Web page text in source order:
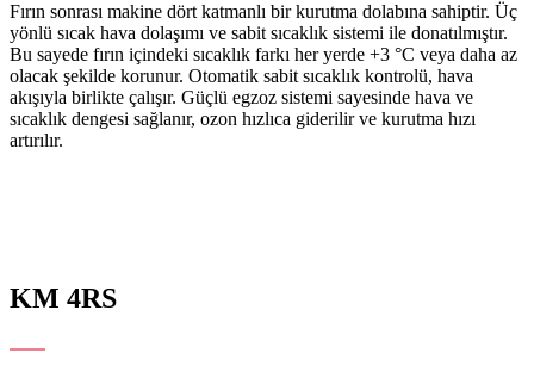
Fırın sonrası makine dört katmanlı bir kurutma dolabına sahiptir. Üç
yönlü sıcak hava dolaşımı ve sabit sıcaklık sistemi ile donatılmıştır.
Bu sayede fırın içindeki sıcaklık farkı her yerde +3 °C veya daha az
olacak şekilde korunur. Otomatik sabit sıcaklık kontrolü, hava
akışıyla birlikte çalışır. Güçlü egzoz sistemi sayesinde hava ve
sıcaklık dengesi sağlanır, ozon hızlıca giderilir ve kurutma hızı
artırılır.
KM 4RS